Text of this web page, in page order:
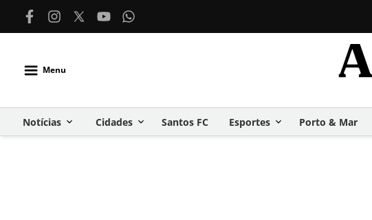
Menu
Notícias Cidades Santos FC Esportes Porto & Mar